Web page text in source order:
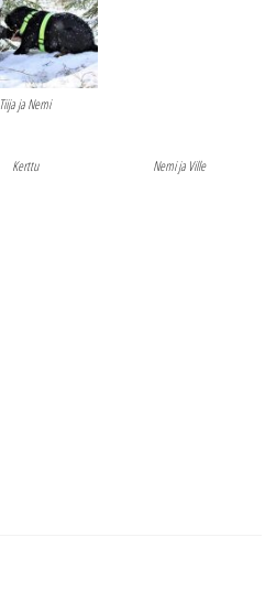
Tiija ja Nemi
Kerttu Nemi ja Ville